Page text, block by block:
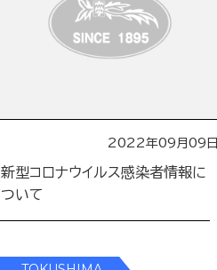
2022年09月09日
新型コロナウイルス感染者情報に
ついて